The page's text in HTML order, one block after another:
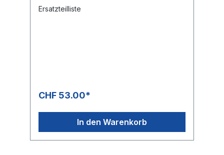
Ersatzteilliste
CHF 53.00*
In den Warenkorb